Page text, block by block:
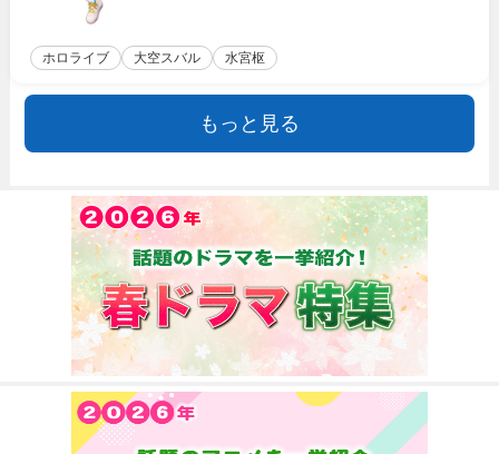
ホロライブ 大空スバル 水宮枢
もっと見る